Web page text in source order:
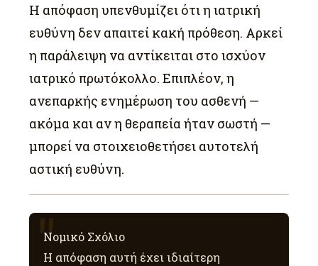
Η απόφαση υπενθυμίζει ότι η ιατρική
ευθύνη δεν απαιτεί κακή πρόθεση. Αρκεί
η παράλειψη να αντίκειται στο ισχύον
ιατρικό πρωτόκολλο. Επιπλέον, η
ανεπαρκής ενημέρωση του ασθενή —
ακόμα και αν η θεραπεία ήταν σωστή —
μπορεί να στοιχειοθετήσει αυτοτελή
αστική ευθύνη.
Νομικό Σχόλιο
Η απόφαση αυτή έχει ιδιαίτερη